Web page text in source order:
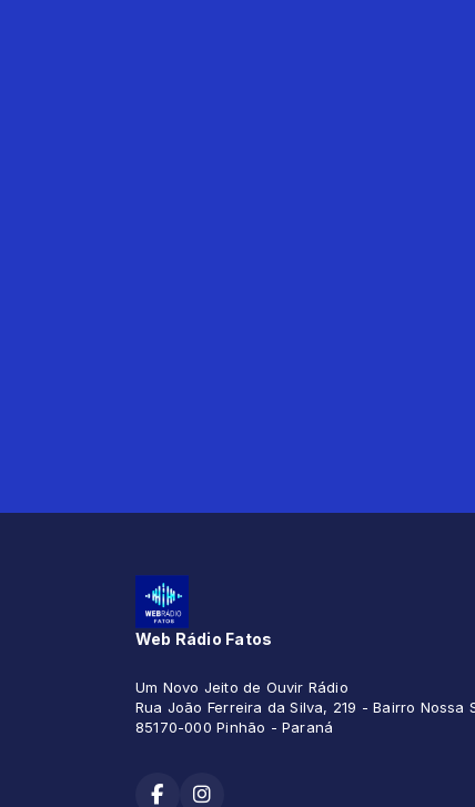
Web Rádio Fatos
Um Novo Jeito de Ouvir Rádio
Rua João Ferreira da Silva, 219 - Bairro Nossa
85170-000 Pinhão - Paraná